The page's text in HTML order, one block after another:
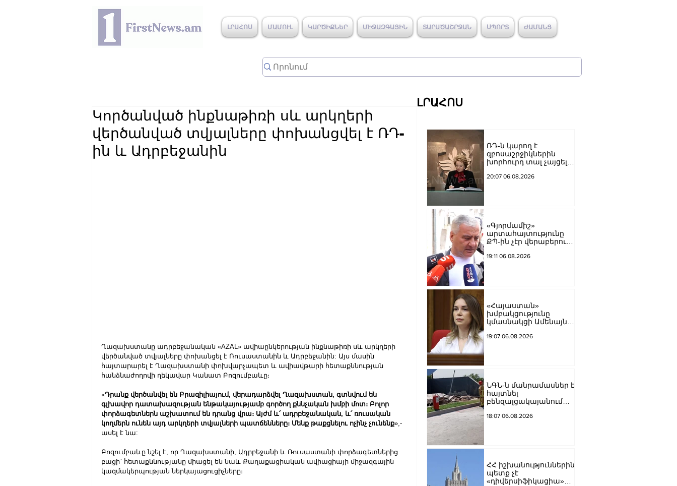
ԼՐԱՀՈՍ ՄԱՄՈՒԼ ԿԱՐԾԻՔՆԵՐ ՄԻՋԱԶԳԱՅԻՆ ՏԱՐԱԾԱՇՐՋԱՆ ՍՊՈՐՏ ԺԱՄԱՆՑ
Կործանված ինքնաթիռի սև արկղերի
վերծանված տվյալները փոխանցվել է ՌԴ-
ին և Ադրբեջանին
Ղազախստանը ադրբեջանական «AZAL» ավիաընկերության ինքնաթիռի սև արկղերի
վերծանված տվյալները փոխանցել է Ռուսաստանին և Ադրբեջանին: Այս մասին
հայտարարել է Ղազախստանի փոխվարչապետ և ավիավթարի հետաքննության
հանձնաժողովի ղեկավար Կանատ Բոզումբաևը։
«Դրանք վերծանվել են Բրազիլիայում, վերադարձվել Ղազախստան, գտնվում են
գլխավոր դատախազության ենթակայությամբ գործող քննչական խմբի մոտ։ Բոլոր
փորձագետներն աշխատում են դրանց վրա։ Այժմ և՛ ադրբեջանական, և՛ ռուսական
կողմերն ունեն այդ արկղերի տվյալների պատճենները։ Մենք թաքցնելու ոչինչ չունենք»,-
ասել է նա:
Բոզումբաևը նշել է, որ Ղազախստանի, Ադրբեջանի և Ռուսաստանի փորձագետներից
բացի` հետաքննությանը միացել են նաև Քաղաքացիական ավիացիայի միջազգային
կազմակերպության ներկայացուցիչները։
ԼՐԱՀՈՍ
ՌԴ-ն կարող է
զբոսաշրջիկներին
խորհուրդ տալ չայցելել
ռուսաստանցիների
20:07 06.08.2026
«Գյnրմամիշ»
արտահայտությունը
ՔՊ-ին չէր վերաբերում,
խլnղներին էր
19:11 06.08.2026
«Հայաստան»
խմբակցությունը
կմասնակցի Ամենայն
դատավարությանը․
19:07 06.08.2026
ՆԳՆ-ն մանրամասներ է
հայտնել
բենզալցակայանում
պայթյունից
18:07 06.08.2026
ՀՀ իշխանություններին
պետք չէ
«դիվերսիֆիկացիա»